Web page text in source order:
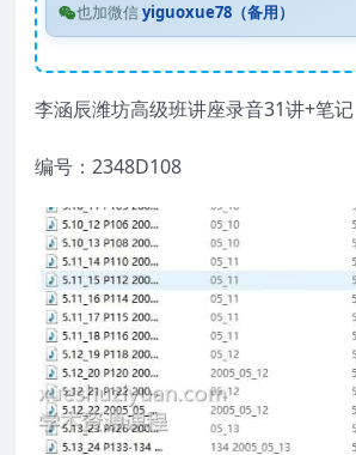
也加微信yiguoxue78（备用）
李涵辰潍坊高级班讲座录音31讲+笔记
编号：2348D108